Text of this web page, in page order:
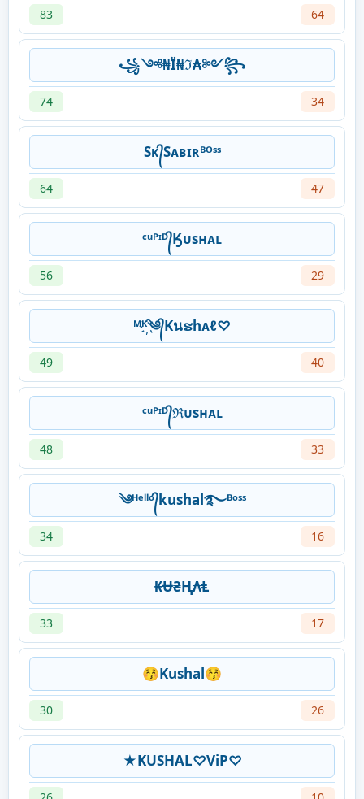
83 64
꧁༺₦Ї₦ℑ₳༻꧂
74 34
Sᴋ᭄Sᴀʙɪʀᴮᴼˢˢ
64 47
ᶜᵘᴾᶦᴰ᭄Ӄᴜsʜᴀʟ
56 29
ᴹᴷ҉༄᭄Kนຮhᴀℓ♡
49 40
ᶜᵘᴾᶦᴰ᭄ℜᴜsʜᴀʟ
48 33
༄ᴴᵉˡˡᵒ᭄kushal࿐ᴮᵒˢˢ
34 16
₭Ʉ₴Ⱨ₳Ⱡ
33 17
😚Kushal😚
30 26
★KUSHAL♡ViP♡